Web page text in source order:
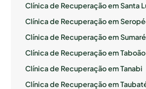
Clínica de Recuperação em Santa
Clínica de Recuperação em
Clínica de Recuperação em Sumaré
Clínica de Recuperação em
Clínica de Recuperação em Tanabi
Clínica de Recuperação em